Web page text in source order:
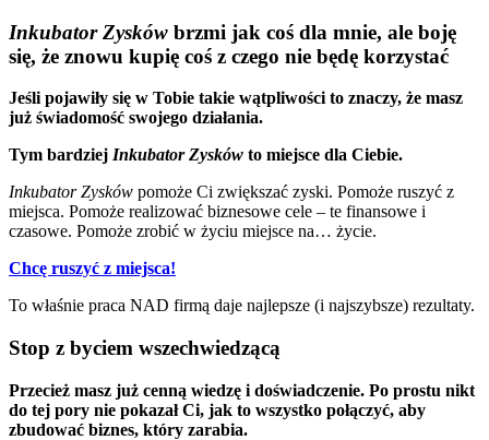
Inkubator Zysków brzmi jak coś dla mnie, ale boję
się, że znowu kupię coś z czego nie będę korzystać
Jeśli pojawiły się w Tobie takie wątpliwości to znaczy, że masz
już świadomość swojego działania.
Tym bardziej Inkubator Zysków to miejsce dla Ciebie.
Inkubator Zysków pomoże Ci zwiększać zyski. Pomoże ruszyć z
miejsca. Pomoże realizować biznesowe cele – te finansowe i
czasowe. Pomoże zrobić w życiu miejsce na… życie.
Chcę ruszyć z miejsca!
To właśnie praca NAD firmą daje najlepsze (i najszybsze) rezultaty.
Stop z byciem wszechwiedzącą
Przecież masz już cenną wiedzę i doświadczenie. Po prostu nikt
do tej pory nie pokazał Ci, jak to wszystko połączyć, aby
zbudować biznes, który zarabia.